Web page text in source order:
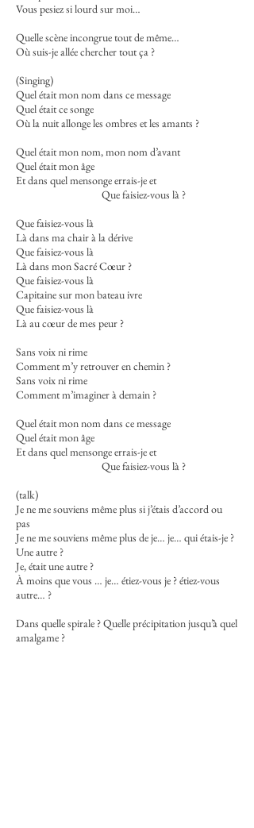
Vous pesiez si lourd sur moi…
Quelle scène incongrue tout de même…
Où suis-je allée chercher tout ça ?
(Singing)
Quel était mon nom dans ce message
Quel était ce songe
Où la nuit allonge les ombres et les amants ?
Quel était mon nom, mon nom d’avant
Quel était mon âge
Et dans quel mensonge errais-je et
Que faisiez-vous là ?
Que faisiez-vous là
Là dans ma chair à la dérive
Que faisiez-vous là
Là dans mon Sacré Cœur ?
Que faisiez-vous là
Capitaine sur mon bateau ivre
Que faisiez-vous là
Là au cœur de mes peur ?
Sans voix ni rime
Comment m’y retrouver en chemin ?
Sans voix ni rime
Comment m’imaginer à demain ?
Quel était mon nom dans ce message
Quel était mon âge
Et dans quel mensonge errais-je et
Que faisiez-vous là ?
(talk)
Je ne me souviens même plus si j’étais d’accord ou
pas
Je ne me souviens même plus de je… je… qui étais-je ?
Une autre ?
Je, était une autre ?
À moins que vous … je… étiez-vous je ? étiez-vous
autre… ?
Dans quelle spirale ? Quelle précipitation jusqu’à quel
amalgame ?